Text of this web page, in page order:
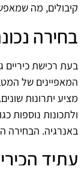
קיבולים, מה
בחירה
בעת רכישת כיריים
המאפיינים של
מציע יתרונות
ולתכונות נוספות
באנרגיה. הבחירה
עתיד